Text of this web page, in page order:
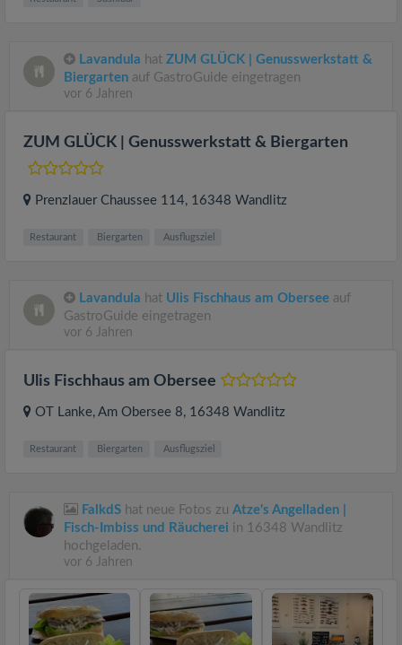
Lavandula hat ZUM GLÜCK | Genusswerkstatt &
Biergarten auf GastroGuide eingetragen
vor 6 Jahren
ZUM GLÜCK | Genusswerkstatt & Biergarten
Prenzlauer Chaussee 114, 16348 Wandlitz
Restaurant Biergarten Ausflugsziel
Lavandula hat Ulis Fischhaus am Obersee auf
GastroGuide eingetragen
vor 6 Jahren
Ulis Fischhaus am Obersee
OT Lanke, Am Obersee 8, 16348 Wandlitz
Restaurant Biergarten Ausflugsziel
FalkdS hat neue Fotos zu Atze's Angelladen |
Fisch-Imbiss und Räucherei in 16348 Wandlitz
hochgeladen.
vor 6 Jahren